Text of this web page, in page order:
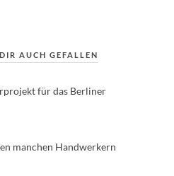
AUCH GEFALLEN
für das Berliner
manchen Handwerkern